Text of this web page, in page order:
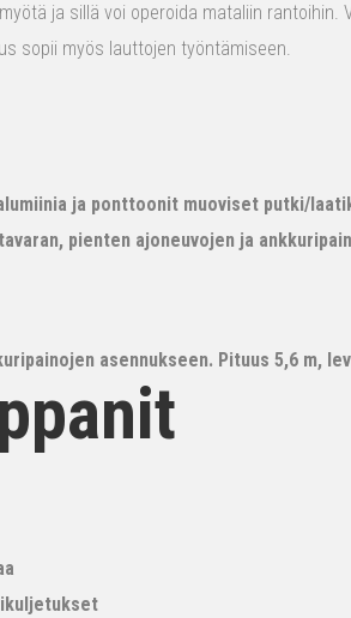
ja sillä voi operoida mataliin
sopii myös lauttojen työntämiseen.
ja ponttoonit muoviset putki/
pienten ajoneuvojen ja
asennukseen. Pituus 5,6 m,